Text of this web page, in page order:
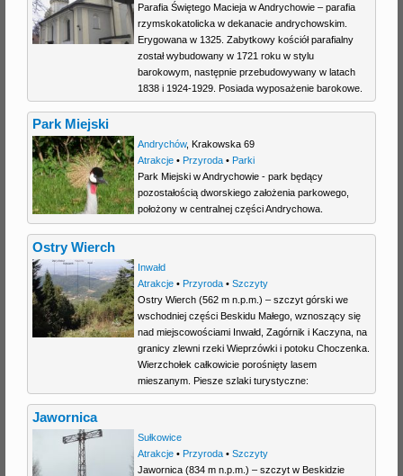
Parafia Świętego Macieja w Andrychowie – parafia
rzymskokatolicka w dekanacie andrychowskim.
Erygowana w 1325. Zabytkowy kościół parafialny
został wybudowany w 1721 roku w stylu
barokowym, następnie przebudowywany w latach
1838 i 1924-1929. Posiada wyposażenie barokowe.
Park Miejski
Andrychów, Krakowska 69
Atrakcje• Przyroda• Parki
Park Miejski w Andrychowie - park będący
pozostałością dworskiego założenia parkowego,
położony w centralnej części Andrychowa.
Ostry Wierch
Inwałd
Atrakcje• Przyroda• Szczyty
Ostry Wierch (562 m n.p.m.) – szczyt górski we
wschodniej części Beskidu Małego, wznoszący się
nad miejscowościami Inwałd, Zagórnik i Kaczyna, na
granicy zlewni rzeki Wieprzówki i potoku Choczenka.
Wierzchołek całkowicie porośnięty lasem
mieszanym. Piesze szlaki turystyczne:
Jawornica
Sułkowice
Atrakcje• Przyroda• Szczyty
Jawornica (834 m n.p.m.) – szczyt w Beskidzie